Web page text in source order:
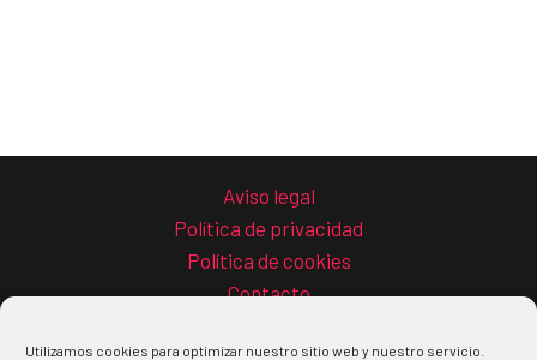
Utilizamos cookies para optimizar nuestro sitio web y nuestro servicio.
Aviso legal
Política de privacidad
Política de cookies
Contacto